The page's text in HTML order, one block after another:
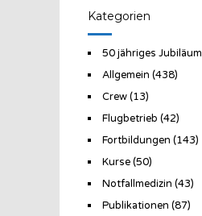
Kategorien
50 jähriges Jubiläum
Allgemein (438)
Crew(13)
Flugbetrieb (42)
Fortbildungen (143)
Kurse(50)
Notfallmedizin (43)
Publikationen (87)